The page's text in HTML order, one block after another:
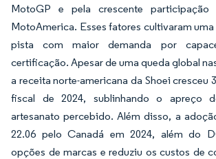
MotoGP e pela crescente
MotoAmerica. Esses fatores cultivaram
pista com maior demanda por
certificação. Apesar de uma queda global
a receita norte-americana da Shoei cresceu
fiscal de 2024, sublinhando o apreço
artesanato percebido. Além disso, a
22.06 pelo Canadá em 2024, além do
opções de marcas e reduziu os custos de